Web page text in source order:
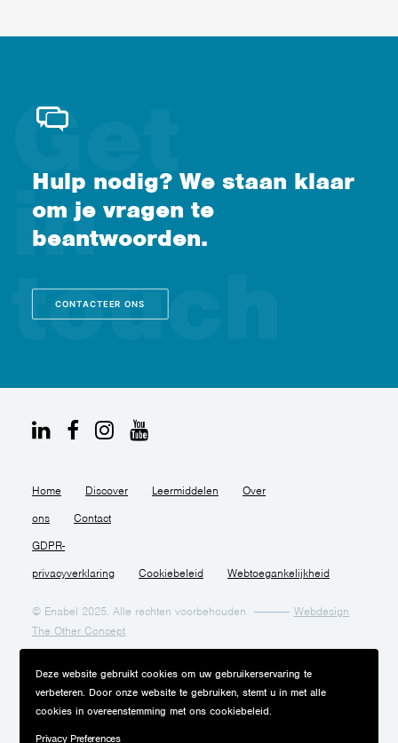
Hulp nodig? We staan klaar
om je vragen te
beantwoorden.
CONTACTEER ONS
Home Discover Leermiddelen Over
ons Contact
GDPR-
privacyverklaring Cookiebeleid Webtoegankelijkheid
© Enabel 2025. Alle rechten voorbehouden
Webdesign
The Other Concept
Deze website gebruikt cookies om uw gebruikerservaring te
verbeteren. Door onze website te gebruiken, stemt u in met alle
cookies in overeenstemming met ons cookiebeleid.
Privacy Preferences